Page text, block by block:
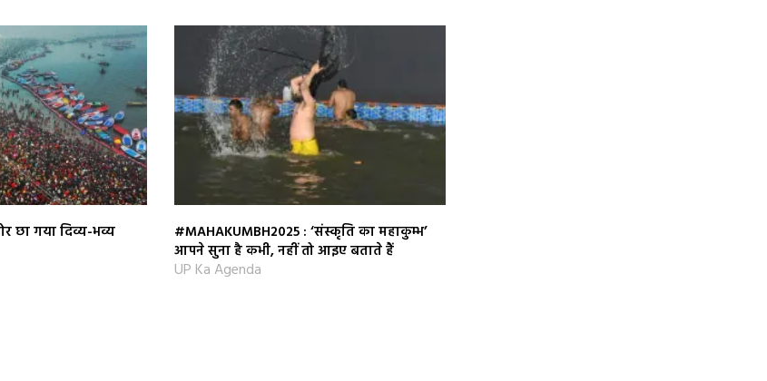
छा गया दिव्य-भव्य
#MAHAKUMBH2025 : ‘संस्कृति का महाकुम्भ’
आपने सुना है कभी, नहीं तो आइए बताते हैं
UP Ka Agenda